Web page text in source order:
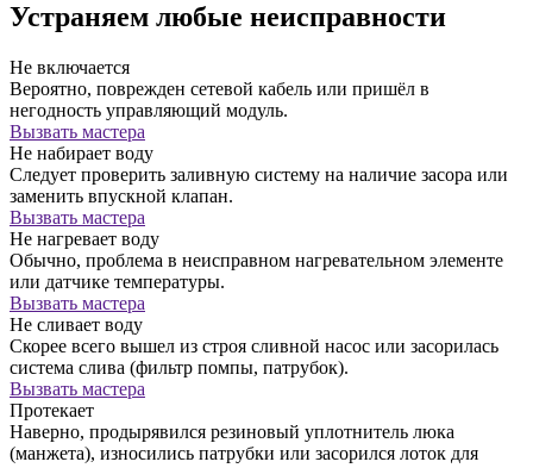
Устраняем любые неисправности
Не включается
Вероятно, поврежден сетевой кабель или пришёл в
негодность управляющий модуль.
Вызвать мастера
Не набирает воду
Следует проверить заливную систему на наличие засора или
заменить впускной клапан.
Вызвать мастера
Не нагревает воду
Обычно, проблема в неисправном нагревательном элементе
или датчике температуры.
Вызвать мастера
Не сливает воду
Скорее всего вышел из строя сливной насос или засорилась
система слива (фильтр помпы, патрубок).
Вызвать мастера
Протекает
Наверно, продырявился резиновый уплотнитель люка
(манжета), износились патрубки или засорился лоток для